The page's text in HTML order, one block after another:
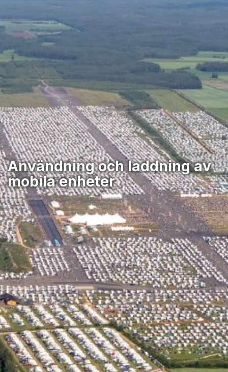
Användning och laddning av
mobila enheter